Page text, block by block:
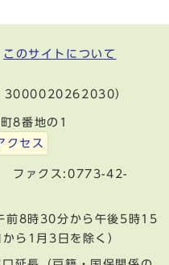
このサイトについて
3000020262030）
8番地の1
クセス
ファクス:0773-42-
前8時30分から午後5時15
ら1月3日を除く）